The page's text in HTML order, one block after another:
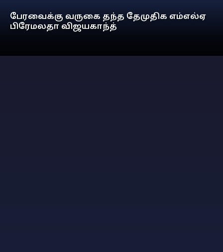
பேரவைக்கு வருகை தந்த தேமுதிக எம்எல்ஏ
பிரேமலதா விஜயகாந்த்